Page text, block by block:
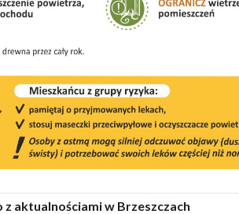
z aktualnościami w Brzeszczach